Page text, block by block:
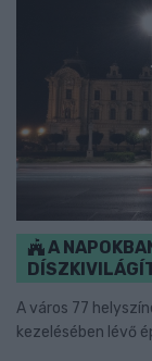
A
A város 77
kezelésében lévő